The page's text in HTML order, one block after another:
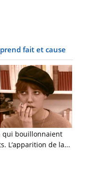
fait et cause
qui bouillonnaient
L’apparition de la...